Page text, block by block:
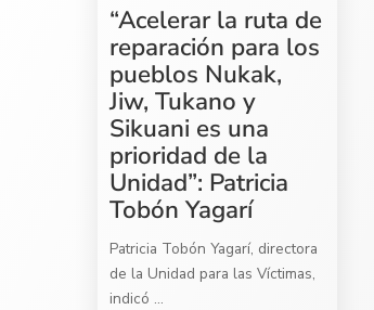
“Acelerar la ruta de
reparación para los
pueblos Nukak,
Jiw, Tukano y
Sikuani es una
prioridad de la
Unidad”: Patricia
Tobón Yagarí
Patricia Tobón Yagarí, directora
de la Unidad para las Víctimas,
indicó ...